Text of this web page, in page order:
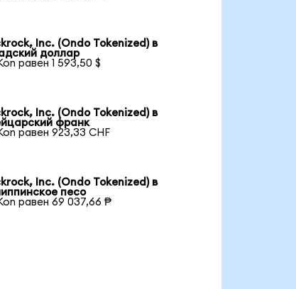
Inc. (Ondo Tokenized) в
доллар
равен 1 593,50 $
Inc. (Ondo Tokenized) в
франк
равен 923,33 CHF
Inc. (Ondo Tokenized) в
песо
равен 69 037,66 ₱